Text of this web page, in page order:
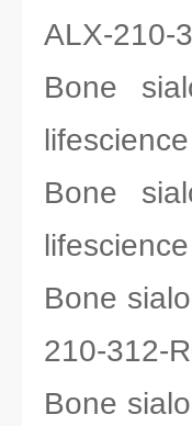
ALX-210-
Bone
Bone
Bone
210-312-
Bone